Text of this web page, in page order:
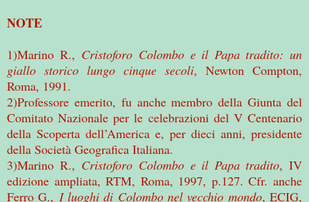
NOTE
1)Marino R., Cristoforo Colombo e il Papa tradito: un
giallo storico lungo cinque secoli, Newton Compton,
Roma, 1991.
2)Professore emerito, fu anche membro della Giunta del
Comitato Nazionale per le celebrazioni del V Centenario
della Scoperta dell’America e, per dieci anni, presidente
della Società Geografica Italiana.
3)Marino R., Cristoforo Colombo e il Papa tradito, IV
edizione ampliata, RTM, Roma, 1997, p.127. Cfr. anche
Ferro G., I luoghi di Colombo nel vecchio mondo, ECIG,